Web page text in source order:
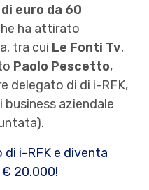
euro da 60
ha attirato
tra cui Le Fonti Tv,
Paolo Pescetto,
delegato di di i-RFK,
aziendale
i-RFK e diventa
20.000!